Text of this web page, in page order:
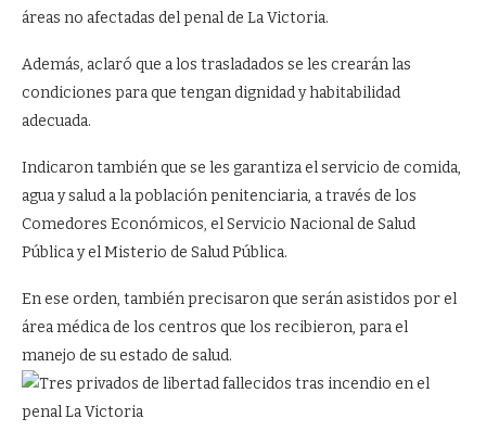
áreas no afectadas del penal de La Victoria.
Además, aclaró que a los trasladados se les crearán las
condiciones para que tengan dignidad y habitabilidad
adecuada.
Indicaron también que se les garantiza el servicio de comida,
agua y salud a la población penitenciaria, a través de los
Comedores Económicos, el Servicio Nacional de Salud
Pública y el Misterio de Salud Pública.
En ese orden, también precisaron que serán asistidos por el
área médica de los centros que los recibieron, para el
manejo de su estado de salud.